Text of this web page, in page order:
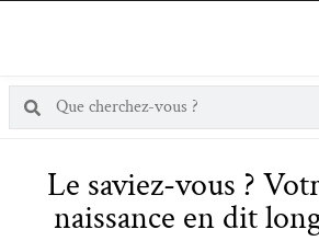
Le saviez-vous ?
naissance en dit